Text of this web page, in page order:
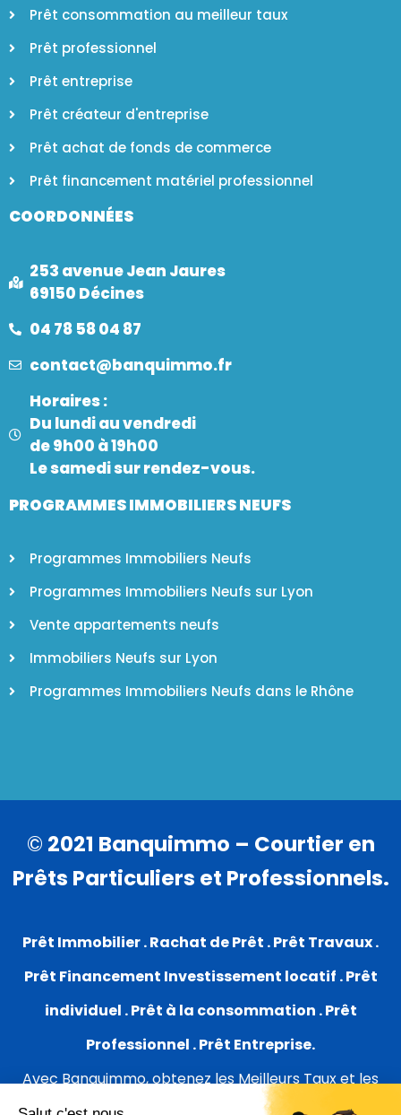
Prêt consommation au meilleur taux
Prêt professionnel
Prêt entreprise
Prêt créateur d'entreprise
Prêt achat de fonds de commerce
Prêt financement matériel professionnel
COORDONNÉES
253 avenue Jean Jaures
69150 Décines​
04 78 58 04 87
contact@banquimmo.fr​
Horaires :
Du lundi au vendredi
de 9h00 à 19h00
Le samedi sur rendez-vous.
PROGRAMMES IMMOBILIERS NEUFS
Programmes Immobiliers Neufs
Programmes Immobiliers Neufs sur Lyon
Vente appartements neufs
Immobiliers Neufs sur Lyon
Programmes Immobiliers Neufs dans le Rhône
© 2021 Banquimmo – Courtier en
Prêts Particuliers et Professionnels.
Prêt Immobilier . Rachat de Prêt . Prêt Travaux .
Prêt Financement Investissement locatif . Prêt
individuel . Prêt à la consommation . Prêt
Professionnel . Prêt Entreprise.
Avec Banquimmo, obtenez les Meilleurs Taux et les